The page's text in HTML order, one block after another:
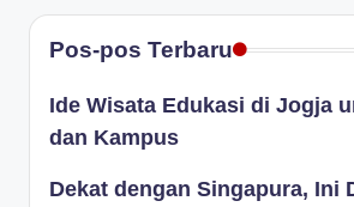
Pos-pos Terbaru
Ide Wisata Edukasi di Jogja
dan Kampus
Dekat dengan Singapura, Ini